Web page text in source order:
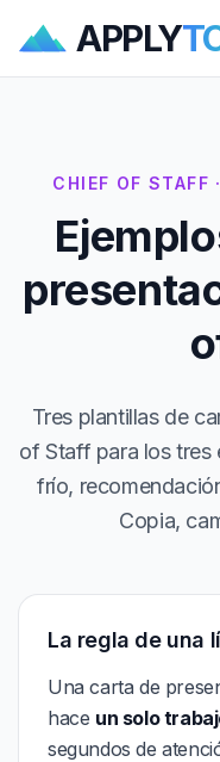
APPLY
CHIEF OF STAFF
Tres plantillas de
of Staff para los tres
frío,
Copia,
La regla de una
Una carta de
hace un solo
segundos de